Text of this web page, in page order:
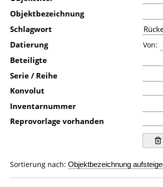
Objektbezeichnung
Schlagwort
Datierung
Von:
Beteiligte
Serie / Reihe
Konvolut
Inventarnummer
Reprovorlage vorhanden
Sortierung nach: